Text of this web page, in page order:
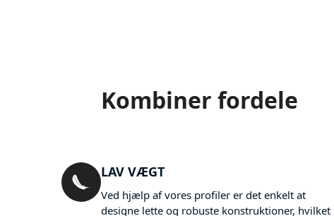
Kombiner fordele
LAV VÆGT
Ved hjælp af vores profiler er det enkelt at
designe lette og robuste konstruktioner, hvilket